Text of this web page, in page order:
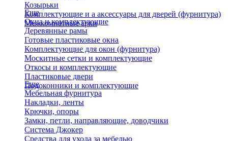
Козырьки
Комплектующие и а аксессуары для дверей (фурнитура)
Межкомнатные арки
Еще
Окна и комплектующие
Деревянные рамы
Готовые пластиковые окна
Комплектующие для окон (фурнитура)
Москитные сетки и комплектующие
Откосы и комплектующие
Пластиковые двери
Подоконники и комплектующие
Еще
Мебельная фурнитура
Накладки, ленты
Крючки, опоры
Замки, петли, направляющие, доводчики
Система Джокер
Средства для ухода за мебелью